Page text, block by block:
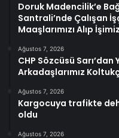
Doruk Madencilik’e
Santrali’nde Çalışan
Maaşlarımızı Alıp
Ağustos 7, 2026
CHP Sözcüsü
Arkadaşlarımız
Ağustos 7, 2026
Kargocuya trafikte
oldu
Ağustos 7, 2026